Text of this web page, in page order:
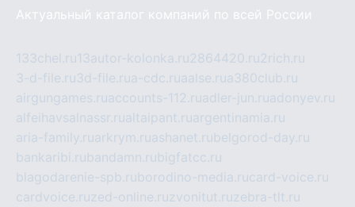
Актуальный каталог компаний по всей России
133chel.ru13autor-kolonka.ru2864420.ru2rich.ru
3-d-file.ru3d-file.rua-cdc.ruaalse.rua380club.ru
airgungames.ruaccounts-112.ruadler-jun.ruadonyev.ru
alfeihavsalnassr.rualtaipant.ruargentinamia.ru
aria-family.ruarkrym.ruashanet.rubelgorod-day.ru
bankaribi.rubandamn.rubigfatcc.ru
blagodarenie-spb.ruborodino-media.rucard-voice.ru
cardvoice.ruzed-online.ruzvonitut.ruzebra-tlt.ru